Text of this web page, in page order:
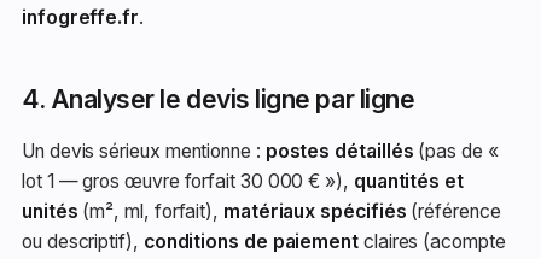
infogreffe.fr.
4. Analyser le devis ligne par ligne
Un devis sérieux mentionne : postes détaillés (pas de «
lot 1 — gros œuvre forfait 30 000 € »), quantités et
unités (m², ml, forfait), matériaux spécifiés (référence
ou descriptif), conditions de paiement claires (acompte